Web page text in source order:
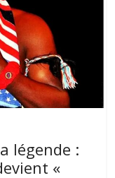
légende :
«